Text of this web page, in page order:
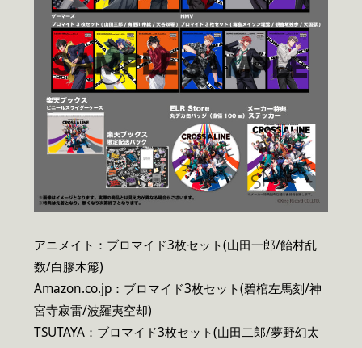
アニメイト：ブロマイド3枚セット(山田一郎/飴村乱
数/白膠木簓)
Amazon.co.jp：ブロマイド3枚セット(碧棺左馬刻/神
宮寺寂雷/波羅夷空却)
TSUTAYA：ブロマイド3枚セット(山田二郎/夢野幻太